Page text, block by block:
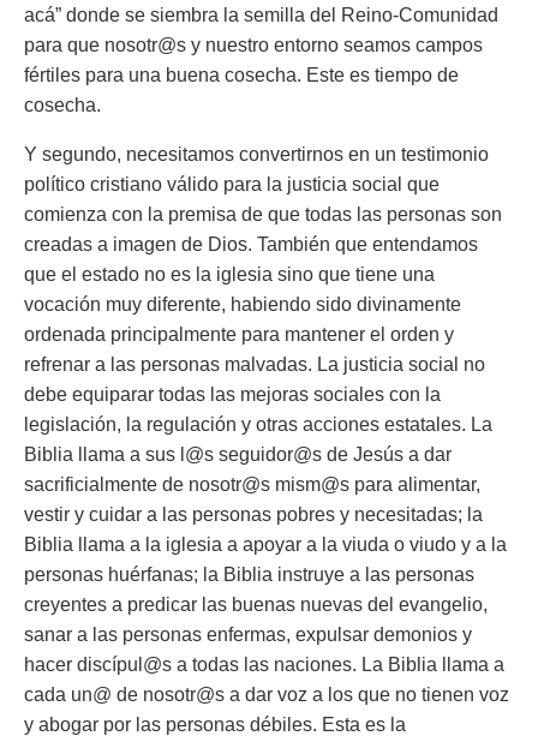
acá” donde se siembra la semilla del Reino-Comunidad
para que nosotr@s y nuestro entorno seamos campos
fértiles para una buena cosecha. Este es tiempo de
cosecha.
Y segundo, necesitamos convertirnos en un testimonio
político cristiano válido para la justicia social que
comienza con la premisa de que todas las personas son
creadas a imagen de Dios. También que entendamos
que el estado no es la iglesia sino que tiene una
vocación muy diferente, habiendo sido divinamente
ordenada principalmente para mantener el orden y
refrenar a las personas malvadas. La justicia social no
debe equiparar todas las mejoras sociales con la
legislación, la regulación y otras acciones estatales. La
Biblia llama a sus l@s seguidor@s de Jesús a dar
sacrificialmente de nosotr@s mism@s para alimentar,
vestir y cuidar a las personas pobres y necesitadas; la
Biblia llama a la iglesia a apoyar a la viuda o viudo y a la
personas huérfanas; la Biblia instruye a las personas
creyentes a predicar las buenas nuevas del evangelio,
sanar a las personas enfermas, expulsar demonios y
hacer discípul@s a todas las naciones. La Biblia llama a
cada un@ de nosotr@s a dar voz a los que no tienen voz
y abogar por las personas débiles. Esta es la